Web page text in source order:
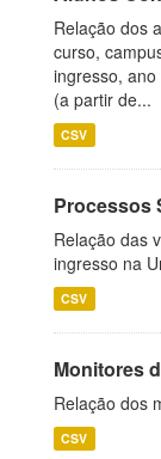
Relação dos
curso,
ingresso,
(a partir de...
CSV
Processos
Relação das
ingresso na
CSV
Monitores
Relação dos
CSV